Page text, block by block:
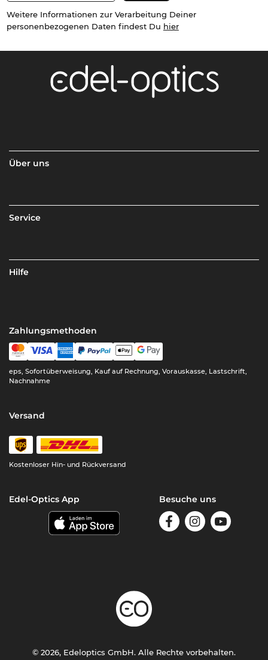
Weitere Informationen zur Verarbeitung Deiner
personenbezogenen Daten findest Du hier
Über uns
Service
Hilfe
Zahlungsmethoden
eps, Sofortüberweisung, Kauf auf Rechnung, Vorauskasse, Lastschrift,
Nachnahme
Versand
Kostenloser Hin- und Rückversand
Edel-Optics App Besuche uns
© 2026, Edeloptics GmbH. Alle Rechte vorbehalten.